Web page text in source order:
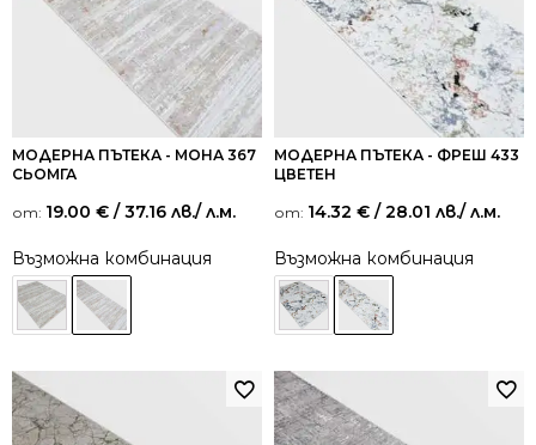
МОДЕРНА ПЪТЕКА - МОНА 367
СЬОМГА
от: 19.00 € / 37.16 лв./ л.м.
Възможна комбинация
МОДЕРНА ПЪТЕКА - ФРЕШ 433
ЦВЕТЕН
от: 14.32 € / 28.01 лв./ л.м.
Възможна комбинация